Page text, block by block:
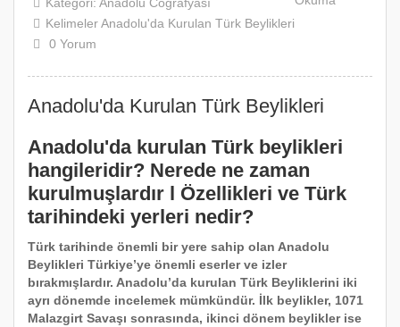
Kategori: Anadolu Coğrafyası
KelimelerAnadolu'da Kurulan Türk Beylikleri
0 Yorum
Anadolu'da Kurulan Türk Beylikleri
Anadolu'da kurulan Türk beylikleri
hangileridir? Nerede ne zaman
kurulmuşlardır l Özellikleri ve Türk
tarihindeki yerleri nedir?
Türk tarihinde önemli bir yere sahip olan Anadolu
Beylikleri Türkiye’ye önemli eserler ve izler
bırakmışlardır. Anadolu’da kurulan Türk Beyliklerini iki
ayrı dönemde incelemek mümkündür. İlk beylikler, 1071
Malazgirt Savaşı sonrasında, ikinci dönem beylikler ise